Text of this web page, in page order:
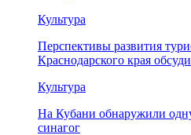
Культура
Перспективы развития
Краснодарского края
Культура
На Кубани обнаружили
синагог